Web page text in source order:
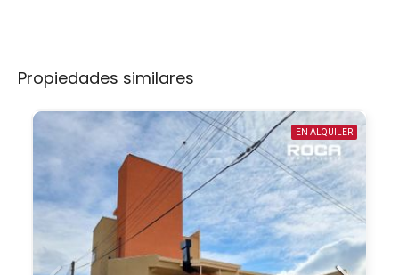
Propiedades similares
EN ALQUILER